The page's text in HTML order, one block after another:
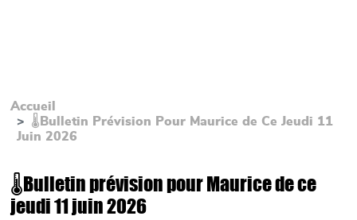
Accueil
🌡Bulletin Prévision Pour Maurice de Ce Jeudi 11
Juin 2026
🌡Bulletin prévision pour Maurice de ce
jeudi 11 juin 2026